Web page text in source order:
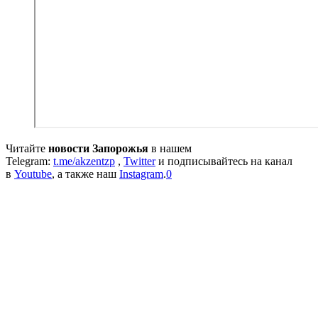
Читайте новости Запорожья в нашем
Telegram: t.me/akzentzp , Twitterи подписывайтесь на канал
в Youtube, а также наш Instagram.0